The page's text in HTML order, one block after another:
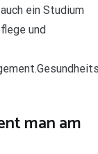
ein Studium
und
man am